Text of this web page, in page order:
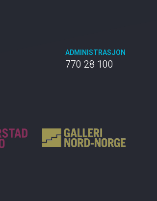
ADMINISTRASJON
770 28 100